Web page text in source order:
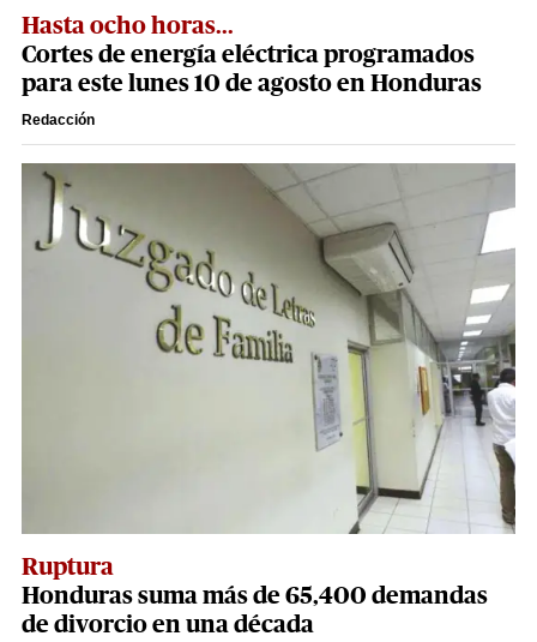
Hasta ocho horas...
Cortes de energía eléctrica programados
para este lunes 10 de agosto en Honduras
Redacción
Ruptura
Honduras suma más de 65,400 demandas
de divorcio en una década